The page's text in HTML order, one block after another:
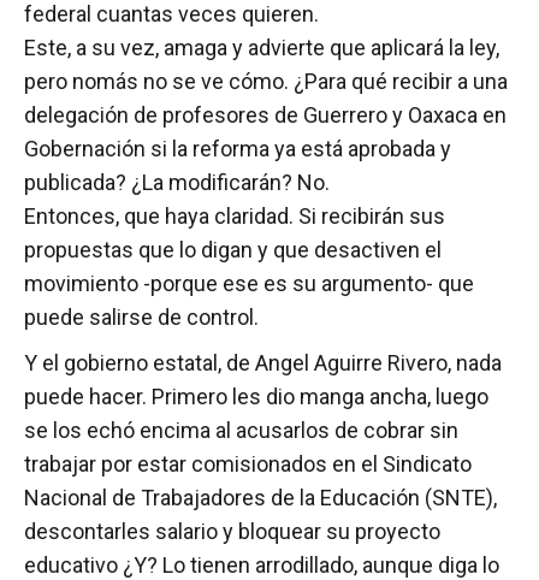
federal cuantas veces quieren.
Este, a su vez, amaga y advierte que aplicará la ley,
pero nomás no se ve cómo. ¿Para qué recibir a una
delegación de profesores de Guerrero y Oaxaca en
Gobernación si la reforma ya está aprobada y
publicada? ¿La modificarán? No.
Entonces, que haya claridad. Si recibirán sus
propuestas que lo digan y que desactiven el
movimiento -porque ese es su argumento- que
puede salirse de control.
Y el gobierno estatal, de Angel Aguirre Rivero, nada
puede hacer. Primero les dio manga ancha, luego
se los echó encima al acusarlos de cobrar sin
trabajar por estar comisionados en el Sindicato
Nacional de Trabajadores de la Educación (SNTE),
descontarles salario y bloquear su proyecto
educativo ¿Y? Lo tienen arrodillado, aunque diga lo